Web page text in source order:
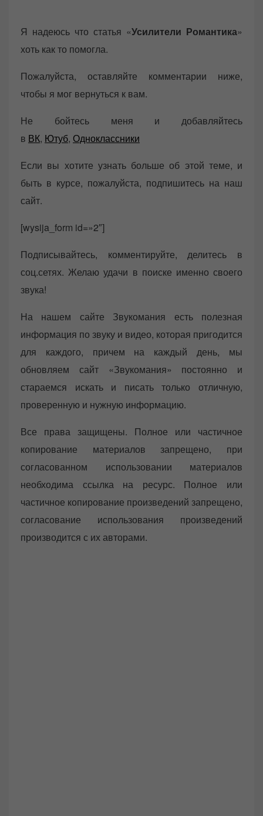
Я надеюсь что статья «Усилители Романтика»
хоть как то помогла.
Пожалуйста, оставляйте комментарии ниже,
чтобы я мог вернуться к вам.
Не бойтесь меня и добавляйтесь
в ВК, Ютуб, Одноклассники
Если вы хотите узнать больше об этой теме, и
быть в курсе, пожалуйста, подпишитесь на наш
сайт.
[wysija_form id=»2″]
Подписывайтесь, комментируйте, делитесь в
соц.сетях. Желаю удачи в поиске именно своего
звука!
На нашем сайте Звукомания есть полезная
информация по звуку и видео, которая пригодится
для каждого, причем на каждый день, мы
обновляем сайт «Звукомания» постоянно и
стараемся искать и писать только отличную,
проверенную и нужную информацию.
Все права защищены. Полное или частичное
копирование материалов запрещено, при
согласованном использовании материалов
необходима ссылка на ресурс. Полное или
частичное копирование произведений запрещено,
согласование использования произведений
производится с их авторами.